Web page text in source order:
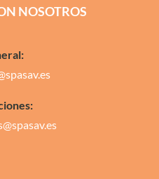
NOSOTROS